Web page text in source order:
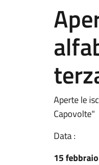
Aperte le
Capovolte"
Data :
15